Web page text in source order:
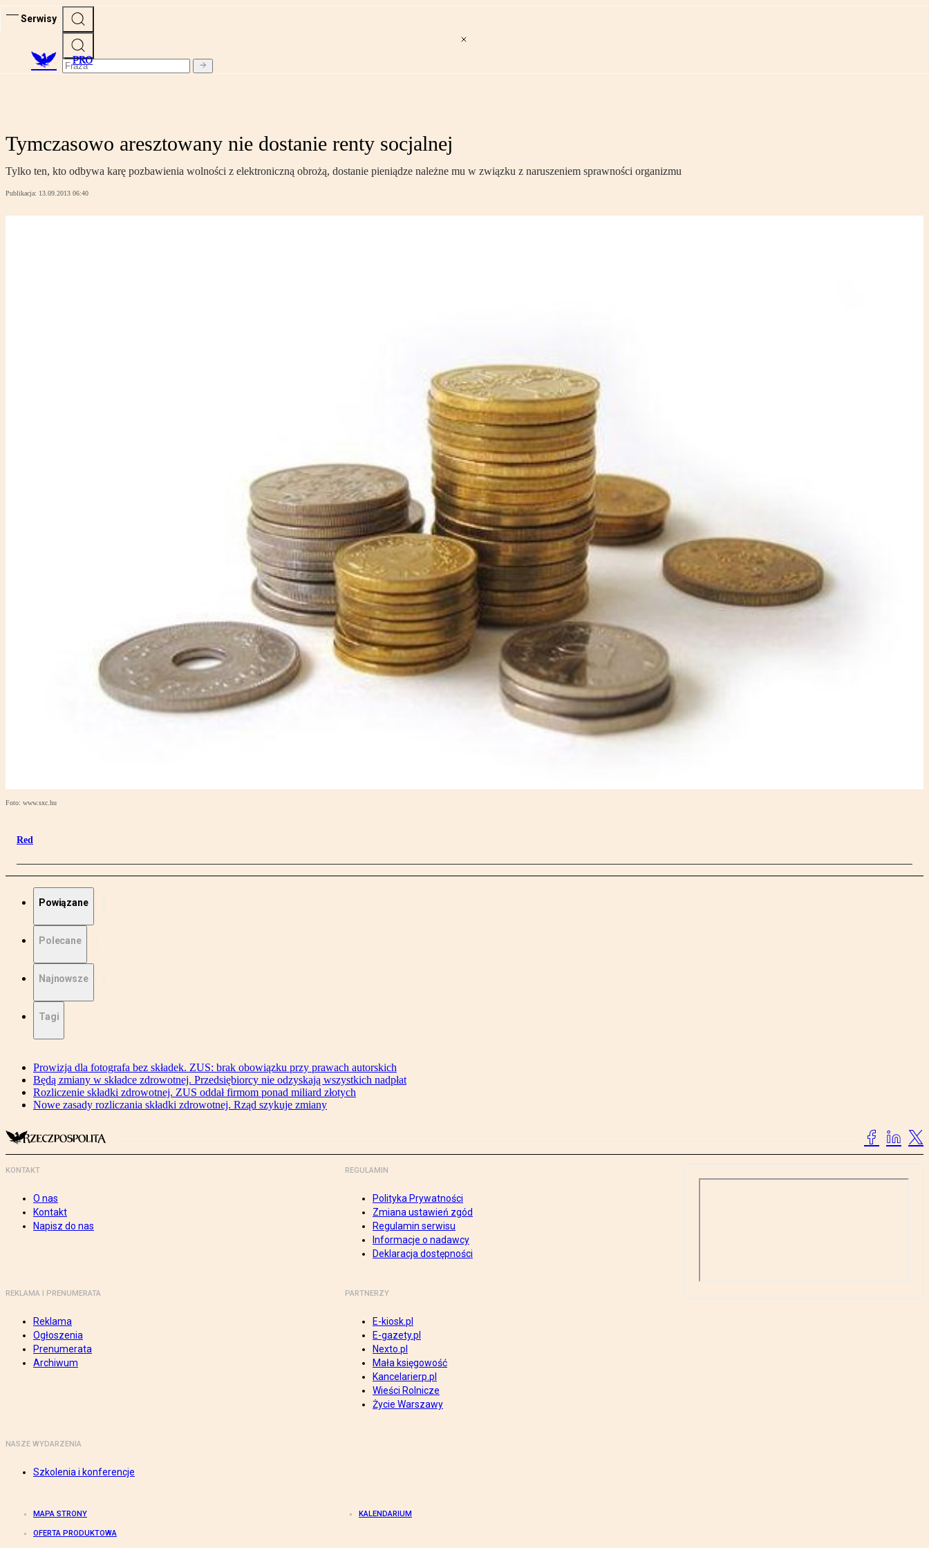
Serwisy
PRO
Tymczasowo aresztowany nie dostanie renty socjalnej
Tylko ten, kto odbywa karę pozbawienia wolności z elektroniczną obrożą, dostanie pieniądze należne mu w związku z naruszeniem sprawności organizmu
Publikacja: 13.09.2013 06:40
Foto: www.sxc.hu
Red
Powiązane
Polecane
Najnowsze
Tagi
Prowizja dla fotografa bez składek. ZUS: brak obowiązku przy prawach autorskich
Będą zmiany w składce zdrowotnej. Przedsiębiorcy nie odzyskają wszystkich nadpłat
Rozliczenie składki zdrowotnej. ZUS oddał firmom ponad miliard złotych
Nowe zasady rozliczania składki zdrowotnej. Rząd szykuje zmiany
KONTAKT
O nas
Kontakt
Napisz do nas
REGULAMIN
Polityka Prywatności
Zmiana ustawień zgód
Regulamin serwisu
Informacje o nadawcy
Deklaracja dostępności
REKLAMA I PRENUMERATA
Reklama
Ogłoszenia
Prenumerata
Archiwum
PARTNERZY
E-kiosk.pl
E-gazety.pl
Nexto.pl
Mała księgowość
Kancelarierp.pl
Wieści Rolnicze
Życie Warszawy
NASZE WYDARZENIA
Szkolenia i konferencje
MAPA STRONY KALENDARIUM
OFERTA PRODUKTOWA